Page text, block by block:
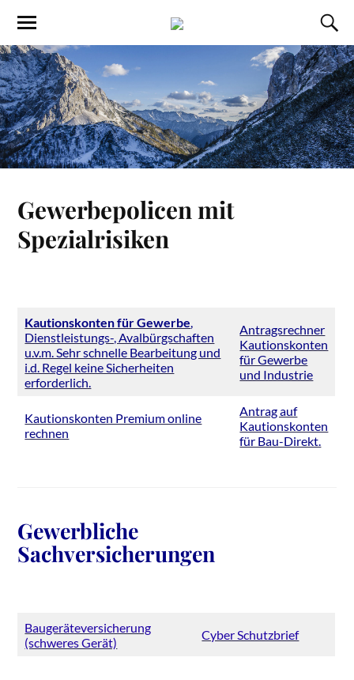
Gewerbepolicen mit
Spezialrisiken
Kautionskonten für Gewerbe
Dienstleistungs-, Avalbürgschaften
u.v.m. Sehr schnelle Bearbeitung und
i.d. Regel keine Sicherheiten
erforderlich.
Antragsrechner
Kautionskonten
für Gewerbe
und Industrie
Kautionskonten Premium online
rechnen
Antrag auf
Kautionskonten
für Bau-Direkt.
Gewerbliche
Sachversicherungen
Baugeräteversicherung
(schweres Gerät)
Cyber Schutzbrief